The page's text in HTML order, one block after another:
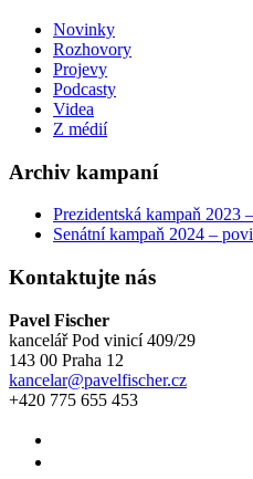
Novinky
Rozhovory
Projevy
Podcasty
Videa
Z médií
Archiv kampaní
Prezidentská kampaň 2023
Senátní kampaň 2024 –
Kontaktujte nás
Pavel Fischer
kancelář Pod vinicí 409/29
143 00 Praha 12
kancelar@pavelfischer.cz
+420 775 655 453